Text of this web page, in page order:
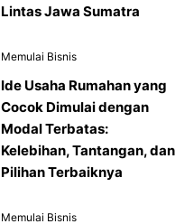
Lintas Jawa Sumatra
Memulai Bisnis
Ide Usaha Rumahan yang
Cocok Dimulai dengan
Modal Terbatas:
Kelebihan, Tantangan, dan
Pilihan Terbaiknya
Memulai Bisnis